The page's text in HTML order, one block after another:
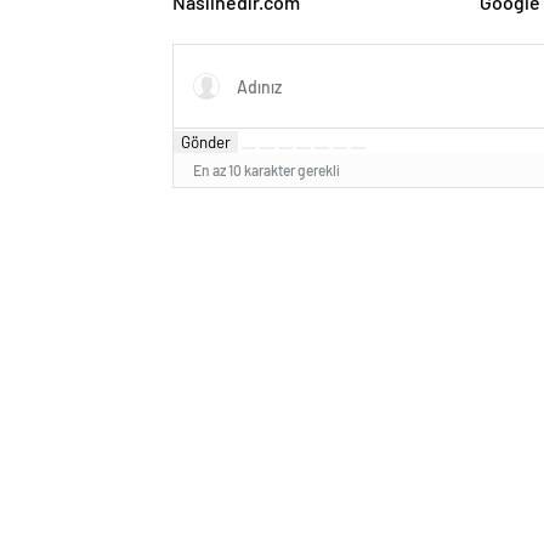
Gönder
En az 10 karakter gerekli